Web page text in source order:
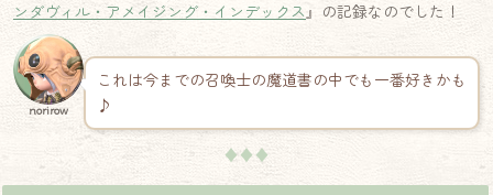
ンダヴィル・アメイジング・インデックス』の記録なのでした！
norirow
これは今までの召喚士の魔道書の中でも一番好きかも
♪
♦♦♦